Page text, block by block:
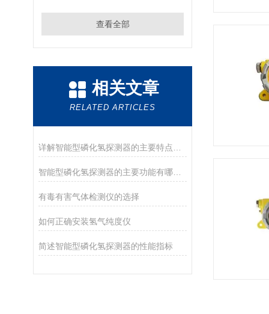
查看全部
相关文章
RELATED ARTICLES
智能型磷化氢探测器的主要功能有哪些呢？
有毒有害气体检测仪的选择
如何正确安装氢气纯度仪
简述智能型磷化氢探测器的性能指标